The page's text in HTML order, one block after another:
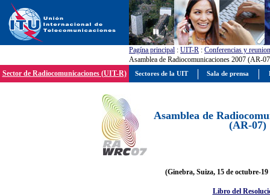
Pagína principal : UIT-R : Conferencias y
Asamblea de Radiocomunicaciones 2007 (AR-
Sector de Radiocomunicaciones (UIT-R)
Asamblea de
(AR-07)
(Ginebra, Suiza, 15 de octubre-19
Libro del
Sectores de la UIT Sala de prensa